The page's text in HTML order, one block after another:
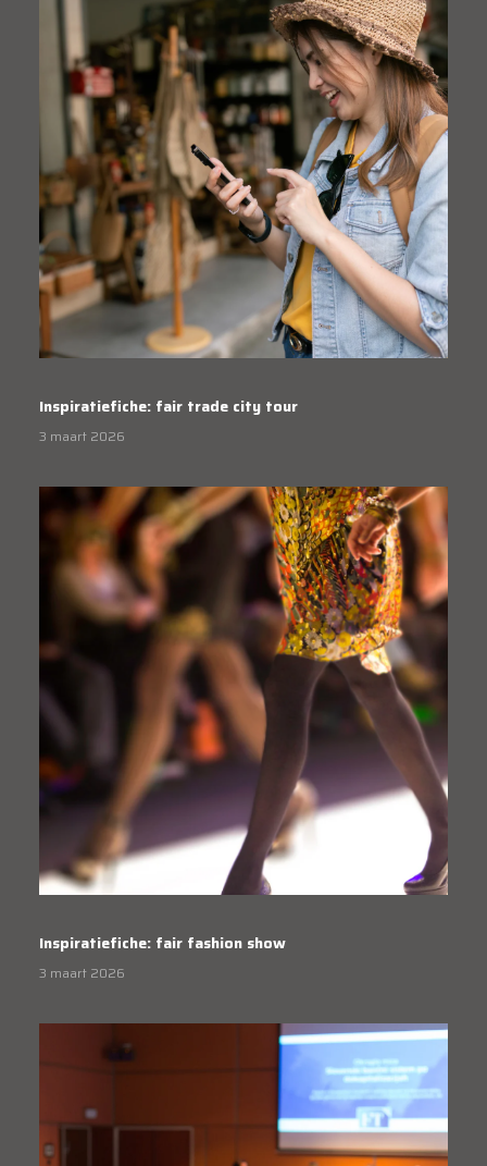
Inspiratiefiche: fair trade city tour
3 maart 2026
Inspiratiefiche: fair fashion show
3 maart 2026